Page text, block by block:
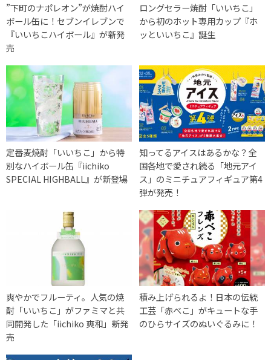
”下町のナポレオン”が焼酎ハイ
ボール缶に！セブンイレブンで
『いいちこハイボール』が新発
売
ロングセラー焼酎「いいちこ」
から初のホット専用カップ『ホ
ッといいちこ』誕生
定番麦焼酎「いいちこ」から特
別なハイボール缶『iichiko
SPECIAL HIGHBALL』が新登場
知ってるアイスはあるかな？全
国各地で愛され続る「地元アイ
ス」のミニチュアフィギュア第4
弾が発売！
爽やかでフルーティ。人気の焼
酎「いいちこ」がファミマと共
同開発した「iichiko 爽和」新発
売
積み上げられるよ！日本の伝統
工芸「赤べこ」がキュートな手
のひらサイズのぬいぐるみに！